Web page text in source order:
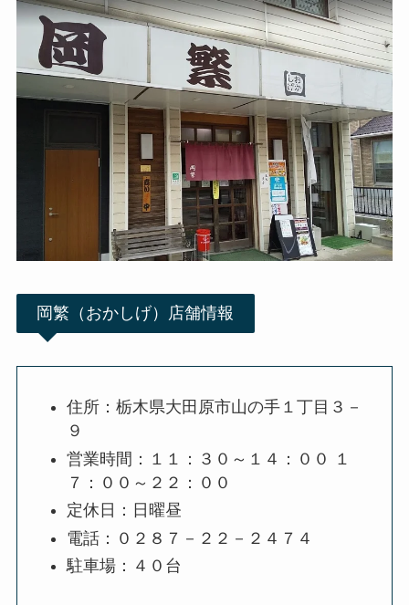
岡繁（おかしげ）店舗情報
住所：栃木県大田原市山の手１丁目３－
９
営業時間：１１：３０～１４：００ １
７：００～２２：００
定休日：日曜昼
電話：０２８７－２２－２４７４
駐車場：４０台